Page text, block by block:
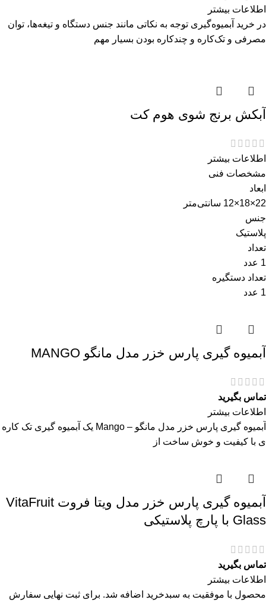
اطلاعات بیشتر
در خرید آبمیوه‌گیری توجه به نکاتی مانند جنس دستگاه و تیغه‌ها، توان
مصرفی و تک‌کاره و چندکاره بودن بسیار مهم
آبکش برنج شوی هوم کت
اطلاعات بیشتر
مشخصات فنی
ابعاد
22×18×12 سانتی‌متر
جنس
پلاستیک
تعداد
1 عدد
تعداد دستگیره
1 عدد
آبمیوه گیری پارس خزر مدل مانگو MANGO
تماس بگیرید
اطلاعات بیشتر
آبمیوه گیری پارس خزر مدل مانگو – Mango یک آبمیوه گیری تک کاره
ی با کیفیت و خوش ساخت از
آبمیوه گیری پارس خزر مدل ویتا فروت VitaFruit
Glass با پارچ پلاستیکی
تماس بگیرید
اطلاعات بیشتر
محصول با موفقیت به سبدخرید اضافه شد. برای ثبت نهایی سفارش